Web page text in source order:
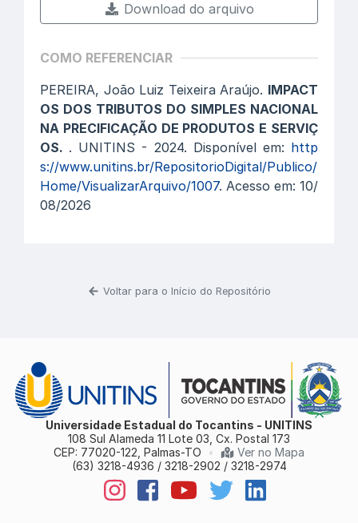
Download do arquivo
COMO REFERENCIAR
PEREIRA, João Luiz Teixeira Araújo. IMPACT
OS DOS TRIBUTOS DO SIMPLES NACIONAL
NA PRECIFICAÇÃO DE PRODUTOS E SERVIÇ
OS. . UNITINS - 2024. Disponível em: http
s://www.unitins.br/RepositorioDigital/Publico/
Home/VisualizarArquivo/1007. Acesso em: 10/
08/2026
Voltar para o Início do Repositório
Universidade Estadual do Tocantins - UNITINS
108 Sul Alameda 11 Lote 03, Cx. Postal 173
CEP: 77020-122, Palmas-TO
•
Ver no Mapa
(63) 3218-4936 / 3218-2902 / 3218-2974